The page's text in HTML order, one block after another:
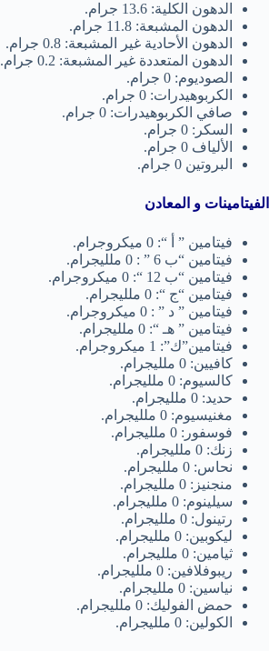
الدهون الكلية: 13.6 جرام.
الدهون المشبعة: 11.8 جرام.
الدهون الأحادية غير المشبعة: 0.8 جرام.
الدهون المتعددة غير المشبعة: 0.2 جرام.
الصوديوم: 0 جرام.
الكربوهيدرات: 0 جرام.
صافي الكربوهيدرات: 0 جرام.
السكر: 0 جرام.
الألياف 0 جرام.
البروتين 0 جرام.
الفيتامينات و المعادن
فيتامين ” أ “: 0 ميكروجرام.
فيتامين “ب 6 ” : 0 ملليجرام.
فيتامين “ب 12 “: 0 ميكروجرام.
فيتامين “ج “: 0 ملليجرام.
فيتامين ” د ” : 0 ميكروجرام.
فيتامين ” هـ “: 0 ملليجرام.
فيتامين”ك”: 1 ميكروجرام.
كافيين: 0 ملليجرام.
كالسيوم: 0 ملليجرام.
حديد: 0 ملليجرام.
مغنيسيوم: 0 ملليجرام.
فوسفور: 0 ملليجرام.
زنك: 0 ملليجرام.
نحاس: 0 ملليجرام.
منجنيز: 0 ملليجرام.
سيلينوم: 0 ملليجرام.
رتينول: 0 ملليجرام.
ليكوبين: 0 ملليجرام.
ثيامين: 0 ملليجرام.
ريبوفلافين: 0 ملليجرام.
نياسين: 0 ملليجرام.
حمض الفوليك: 0 ملليجرام.
الكولين: 0 ملليجرام.